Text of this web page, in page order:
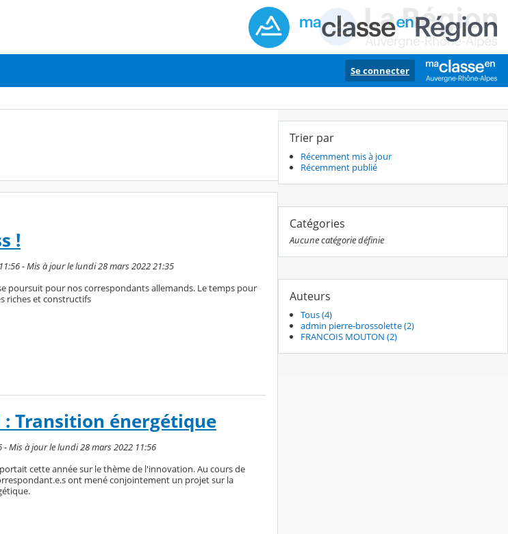
Se connecter
!
- Mis à jour le lundi 28 mars 2022 21:35
poursuit pour nos correspondants allemands. Le temps pour
riches et constructifs
: Transition énergétique
- Mis à jour le lundi 28 mars 2022 11:56
cette année sur le thème de l'innovation. Au cours de
ont mené conjointement un projet sur la
Trier par
Récemment mis à jour
Récemment publié
Catégories
Aucune catégorie définie
Auteurs
Tous (4)
admin pierre-brossolette (2)
FRANCOIS MOUTON (2)